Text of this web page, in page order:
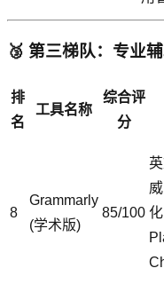
🥉 第三梯队：专
排
名
工具名称
综合评
分
8
Grammarly
(学术版)
85/100